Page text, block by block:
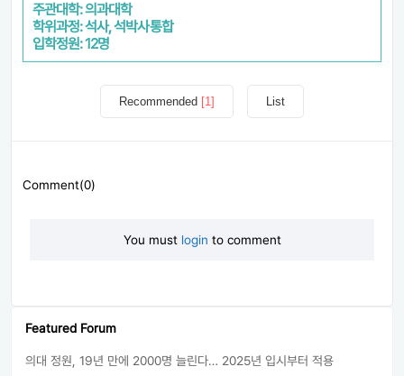
주관대학: 의과대학
학위과정: 석사, 석박사통합
입학정원: 12명
Recommended [1] List
Comment(0)
You must login to comment
Featured Forum
의대 정원, 19년 만에 2000명 늘린다… 2025년 입시부터 적용